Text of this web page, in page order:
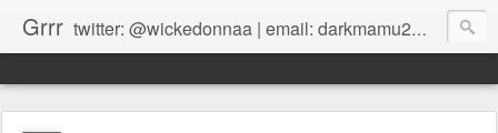
Grrr twitter: @wickedonnaa | email: darkmamu2@gmail.com |